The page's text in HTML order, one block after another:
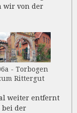
wir von der
- Torbogen
Rittergut
weiter entfernt
bei der